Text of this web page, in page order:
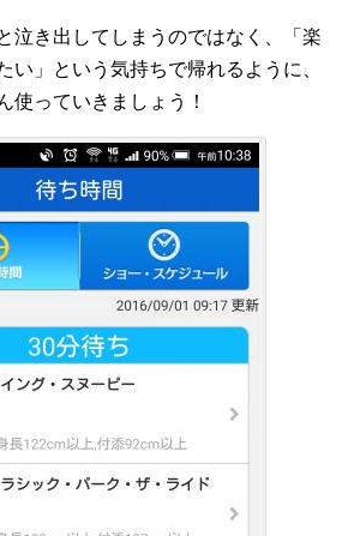
泣き出してしまうのではなく、「楽
い」という気持ちで帰れるように、
使っていきましょう！